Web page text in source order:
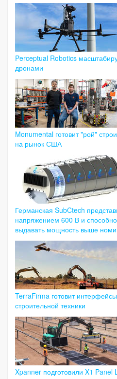
Perceptual Robotics
дронами
Monumental готовит "рой"
на рынок США
Германская SubCtech
напряжением 600 В и
выдавать мощность выше
TerraFirma готовит
строительной техники
Xpanner подготовили X1 Panel